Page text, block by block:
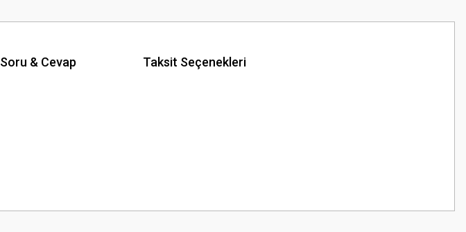
Soru & Cevap Taksit Seçenekleri